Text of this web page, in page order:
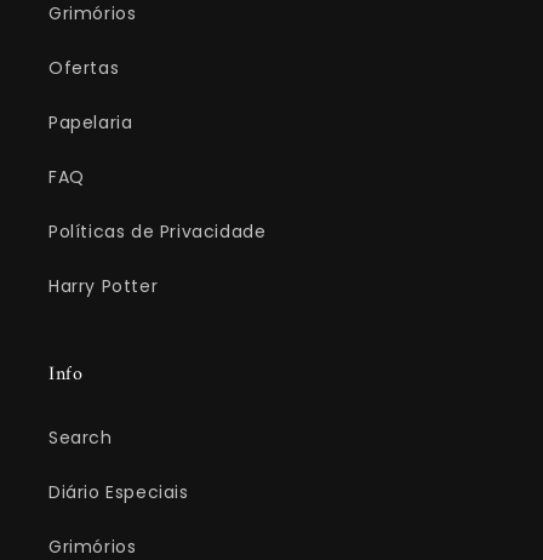
Grimórios
Ofertas
Papelaria
FAQ
Políticas de Privacidade
Harry Potter
Info
Search
Diário Especiais
Grimórios